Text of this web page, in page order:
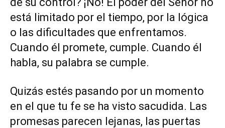
está limitado por el tiempo, por la lógica
o las dificultades que enfrentamos.
Cuando él promete, cumple. Cuando él
habla, su palabra se cumple.
Quizás estés pasando por un momento
en el que tu fe se ha visto sacudida. Las
promesas parecen lejanas, las puertas